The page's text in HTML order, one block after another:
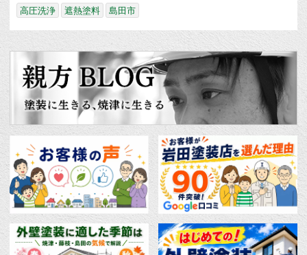
高圧洗浄
遮熱塗料 島田市